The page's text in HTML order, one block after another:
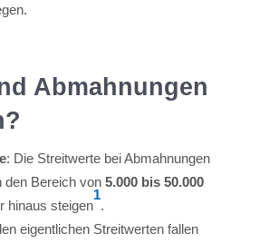
Abmahnungen
: Die Streitwerte bei Abmahnungen
den Bereich von 5.000 bis 50.000
hinaus steigen
1
.
eigentlichen Streitwerten fallen